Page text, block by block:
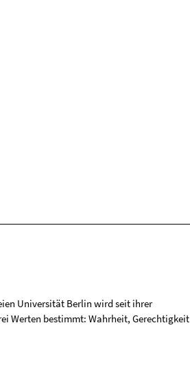
Universität Berlin wird seit ihrer
Werten bestimmt: Wahrheit, Gerechtigkeit